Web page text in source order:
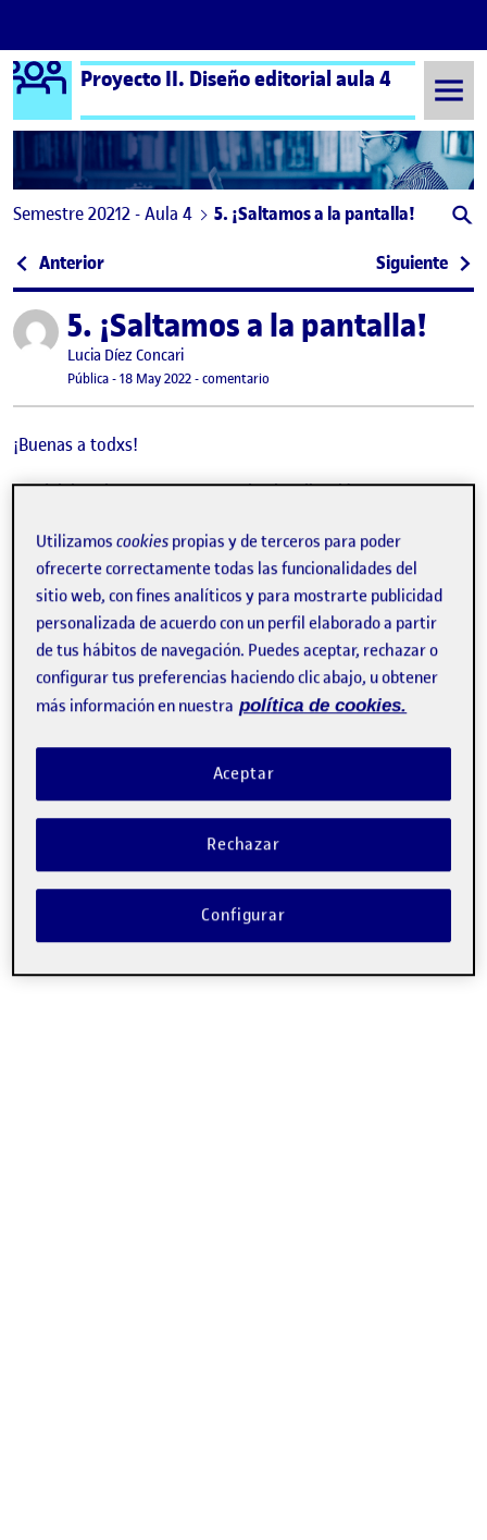
Saltar al contenido
Logo Ágora
Proyecto II. Diseño editorial aula 4
Semestre 20212 - Aula 4 5. ¡Saltamos a la pantalla!
Navegación de entradas
Anterior: 5. ¡Saltamos a la pantalla! Siguiente: 5.
Publicado por5. ¡Saltamos a la pantalla!
Publicado por
Lucia Díez Concari
Visibilidad:
Pública-Fecha de publicación
18 May 202218 mayo, 2022 7:30 am
-comentario
¡Buenas a todxs!
Aquí dejo mis propuestas para la visualización en soporte
un móvil (formato vertical 750 px x 1334 px).
Utilizamoscookies propias y de terceros para poder
ofrecerte correctamente todas las funcionalidades del
sitio web, con fines analíticos y para mostrarte publicidad
personalizada de acuerdo con un perfil elaborado a partir
de tus hábitos de navegación. Puedes aceptar, rechazar o
configurar tus preferencias haciendo clic abajo, u obtener
más información en nuestra política de cookies.
Rechazar
Aceptar
Configurar